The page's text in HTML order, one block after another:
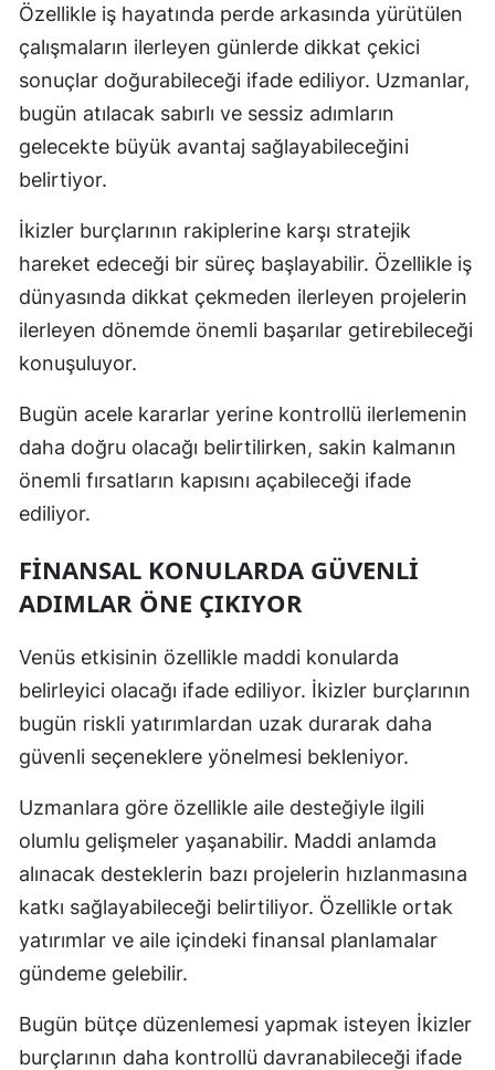
Konya
Kütahya
Malatya
Manisa
Mardin
Muğla
Muş
Ordu
Sakarya
Siirt
Sinop
Sivas
Tokat
Trabzon
Tunceli
Uşak
Van
Özellikle iş hayatında perde arkasında yürütülen
çalışmaların ilerleyen günlerde dikkat çekici
sonuçlar doğurabileceği ifade ediliyor. Uzmanlar,
bugün atılacak sabırlı ve sessiz adımların
gelecekte büyük avantaj sağlayabileceğini
belirtiyor.
İkizler burçlarının rakiplerine karşı stratejik
hareket edeceği bir süreç başlayabilir. Özellikle iş
dünyasında dikkat çekmeden ilerleyen projelerin
ilerleyen dönemde önemli başarılar getirebileceği
konuşuluyor.
Bugün acele kararlar yerine kontrollü ilerlemenin
daha doğru olacağı belirtilirken, sakin kalmanın
önemli fırsatların kapısını açabileceği ifade
ediliyor.
FINANSAL KONULARDA GÜVENLI
ADIMLAR ÖNE ÇIKIYOR
Venüs etkisinin özellikle maddi konularda
belirleyici olacağı ifade ediliyor. İkizler burçlarının
bugün riskli yatırımlardan uzak durarak daha
güvenli seçeneklere yönelmesi bekleniyor.
Uzmanlara göre özellikle aile desteğiyle ilgili
olumlu gelişmeler yaşanabilir. Maddi anlamda
alınacak desteklerin bazı projelerin hızlanmasına
katkı sağlayabileceği belirtiliyor. Özellikle ortak
yatırımlar ve aile içindeki finansal planlamalar
gündeme gelebilir.
Bugün bütçe düzenlemesi yapmak isteyen İkizler
burçlarının daha kontrollü davranabileceği ifade